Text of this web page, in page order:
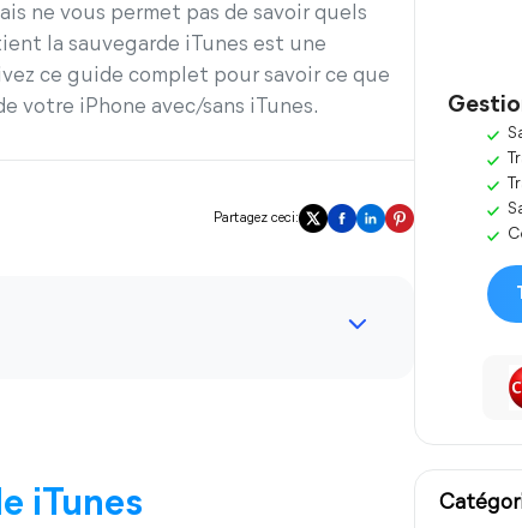
ne vous permet pas de savoir quels
la sauvegarde iTunes est une
ce guide complet pour savoir ce que
votre iPhone avec/sans iTunes.
Partagez ceci:
iTunes